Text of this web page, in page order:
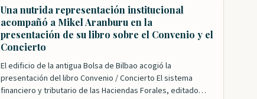
Una nutrida representación institucional
acompañó a Mikel Aranburu en la
presentación de su libro sobre el Convenio y el
Concierto
El edificio de la antigua Bolsa de Bilbao acogió la
presentación del libro Convenio / Concierto El sistema
financiero y tributario de las Haciendas Forales, editado